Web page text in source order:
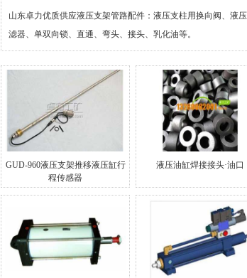
山东卓力优质供应液压支架管路配件：液压支柱用换向阀、液
滤器、单双向锁、直通、弯头、接头、乳化油等。
GUD-960液压支架推移液压缸行
程传感器
液压油缸焊接接头·油口